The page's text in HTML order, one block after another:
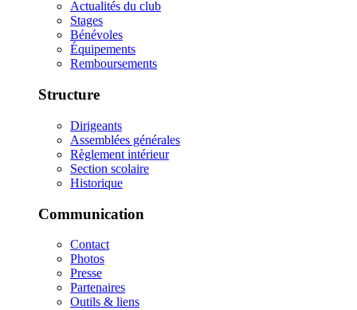
Actualités du club
Stages
Bénévoles
Équipements
Remboursements
Structure
Dirigeants
Assemblées générales
Règlement intérieur
Section scolaire
Historique
Communication
Contact
Photos
Presse
Partenaires
Outils & liens